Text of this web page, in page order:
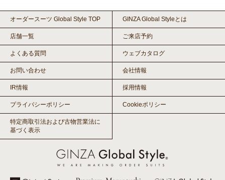
オーダースーツ Global Style TOP GINZA Global Styleとは
店舗一覧 ご来店予約
よくある質問 ウェブカタログ
お問い合わせ 会社情報
IR情報 採用情報
プライバシーポリシー Cookieポリシー
特定商取引法および古物営業法に
基づく表示